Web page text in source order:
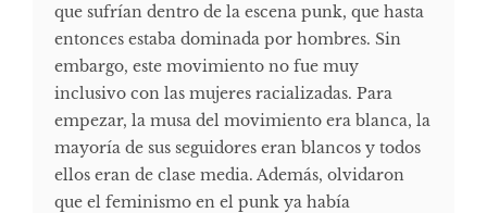
que sufrían dentro de la escena punk, que hasta
entonces estaba dominada por hombres. Sin
embargo, este movimiento no fue muy
inclusivo con las mujeres racializadas. Para
empezar, la musa del movimiento era blanca, la
mayoría de sus seguidores eran blancos y todos
ellos eran de clase media. Además, olvidaron
que el feminismo en el punk ya había